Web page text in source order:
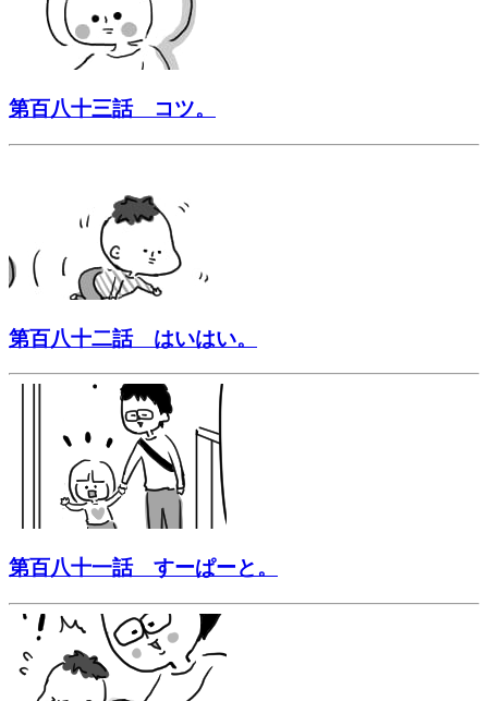
第百八十三話 コツ。
第百八十二話 はいはい。
第百八十一話 すーぱーと。